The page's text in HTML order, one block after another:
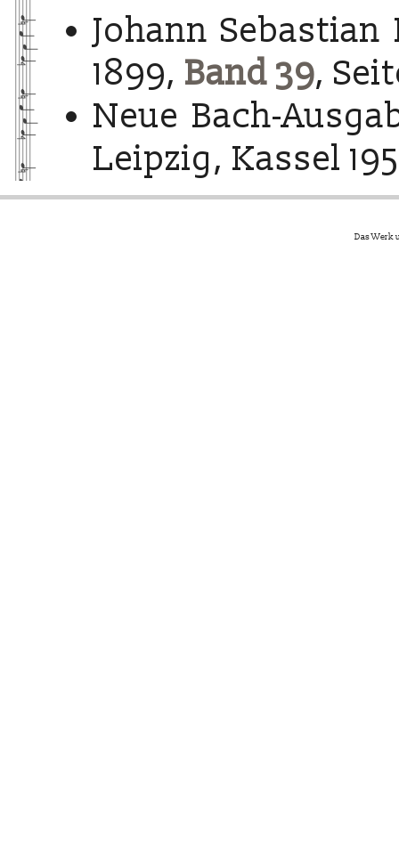
Johann Sebastian
1899, Band 39,
Neue Bach-
Leipzig, Kassel
Das Werk